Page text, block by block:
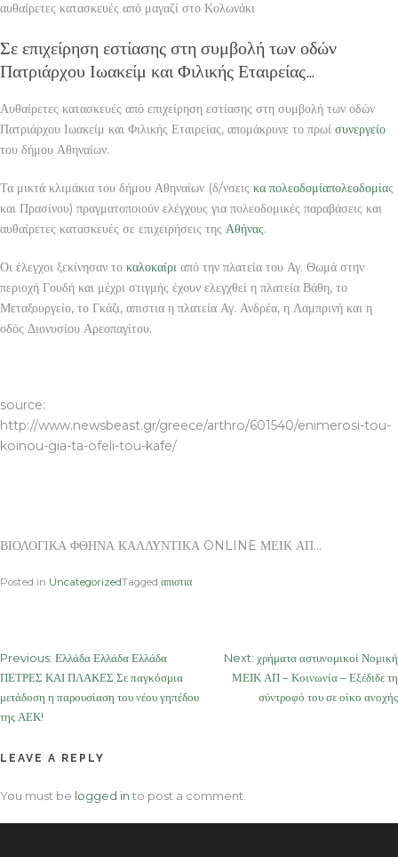
αυθαίρετες κατασκευές από μαγαζί στο Κολωνάκι
Σε επιχείρηση εστίασης στη συμβολή των οδών
Πατριάρχου Ιωακείμ και Φιλικής Εταιρείας…
Αυθαίρετες κατασκευές από επιχείρηση εστίασης στη συμβολή των οδών
Πατριάρχου Ιωακείμ και Φιλικής Εταιρείας, απομάκρυνε το πρωί συνεργείο
του δήμου Αθηναίων.
Τα μικτά κλιμάκια του δήμου Αθηναίων (δ/νσεις κα πολεοδομίαπολεοδομίας
και Πρασίνου) πραγματοποιούν ελέγχους για πολεοδομικές παραβάσεις και
αυθαίρετες κατασκευές σε επιχειρήσεις της Αθήνας.
Οι έλεγχοι ξεκίνησαν το καλοκαίρι από την πλατεία του Αγ. Θωμά στην
περιοχή Γουδή και μέχρι στιγμής έχουν ελεγχθεί η πλατεία Βάθη, το
Μεταξουργείο, το Γκάζι, απιστια η πλατεία Αγ. Ανδρέα, η Λαμπρινή και η
οδός Διονυσίου Αρεοπαγίτου.
source:
http://www.newsbeast.gr/greece/arthro/601540/enimerosi-tou-
koinou-gia-ta-ofeli-tou-kafe/
ΒΙΟΛΟΓΙΚΑ ΦΘΗΝΑ ΚΑΛΛΥΝΤΙΚΑ ONLINE ΜΕΙΚ ΑΠ…
Posted in UncategorizedTagged απιστια
Post
navigation
Previous: Ελλάδα Ελλάδα Ελλάδα
ΠΕΤΡΕΣ ΚΑΙ ΠΛΑΚΕΣ Σε παγκόσμια
μετάδοση η παρουσίαση του νέου γηπέδου
της ΑΕΚ!
Next: χρήματα αστυνομικοί Νομική
ΜΕΙΚ ΑΠ – Κοινωνία – Εξέδιδε τη
σύντροφό του σε οίκο ανοχής
LEAVE A REPLY
You must be logged in to post a comment.